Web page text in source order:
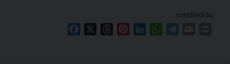
condividi su
Facebook ThreadsPinterestLinkedInWhatsApp